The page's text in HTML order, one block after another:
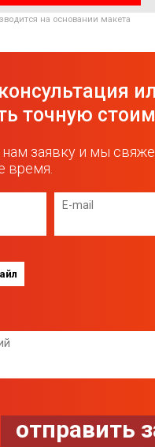
на основании макета
точную
нам заявку и мы
время.